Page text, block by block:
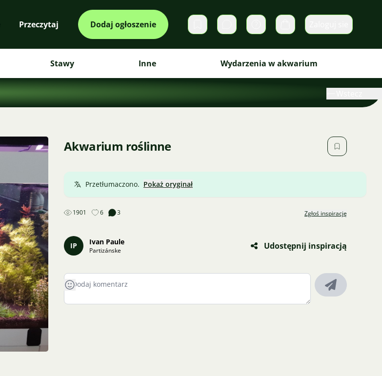
Przeczytaj Dodaj ogłoszenie Prywatne wiadomości
Koszyk
Stawy Inne Wydarzenia w akwarium
Akwarium roślinne
Przetłumaczono. Pokaż oryginał
1901 6 3 Zgłoś inspirację
IP Ivan Paule
Partizánske Udostępnij inspiracją